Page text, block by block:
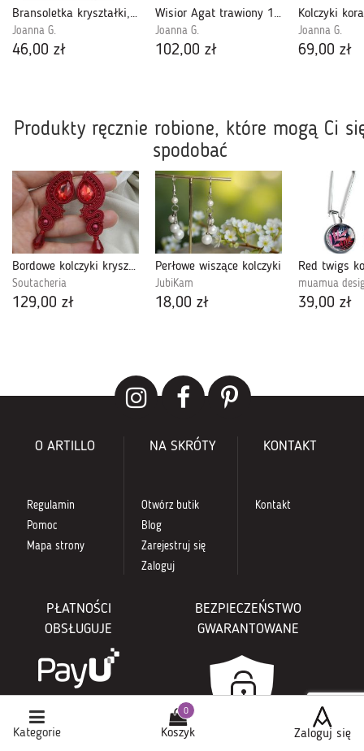
Bransoletka kryształki, chwost, beż, pastelowa, ecru, regulowana
Joanna G.
46,00 zł
Wisior Agat trawiony 18mm, srebro 925 oksydowane
Joanna G.
102,00 zł
Joanna G.
69,00 zł
Produkty ręcznie robione, które mogą Ci
spodobać
Bordowe kolczyki kryształowe wesele przyjęcie
Soutacheria
129,00 zł
Perłowe wiszące kolczyki
JubiKam
18,00 zł
muamua
39,00 zł
Kategorie Koszyk Zaloguj się
O ARTILLO
Regulamin
Pomoc
Mapa strony
NA SKRÓTY
Otwórz butik
Blog
Zarejestruj się
Zaloguj
KONTAKT
Kontakt
PŁATNOŚCI
OBSŁUGUJE
BEZPIECZEŃSTWO
GWARANTOWANE